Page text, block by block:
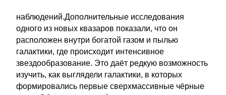
наблюдений.Дополнительные исследования
одного из новых квазаров показали, что он
расположен внутри богатой газом и пылью
галактики, где происходит интенсивное
звездообразование. Это даёт редкую возможность
изучить, как выглядели галактики, в которых
формировались первые сверхмассивные чёрные